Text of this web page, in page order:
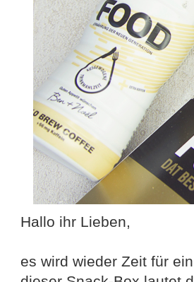
Hallo ihr Lieben,
es wird wieder Zeit für